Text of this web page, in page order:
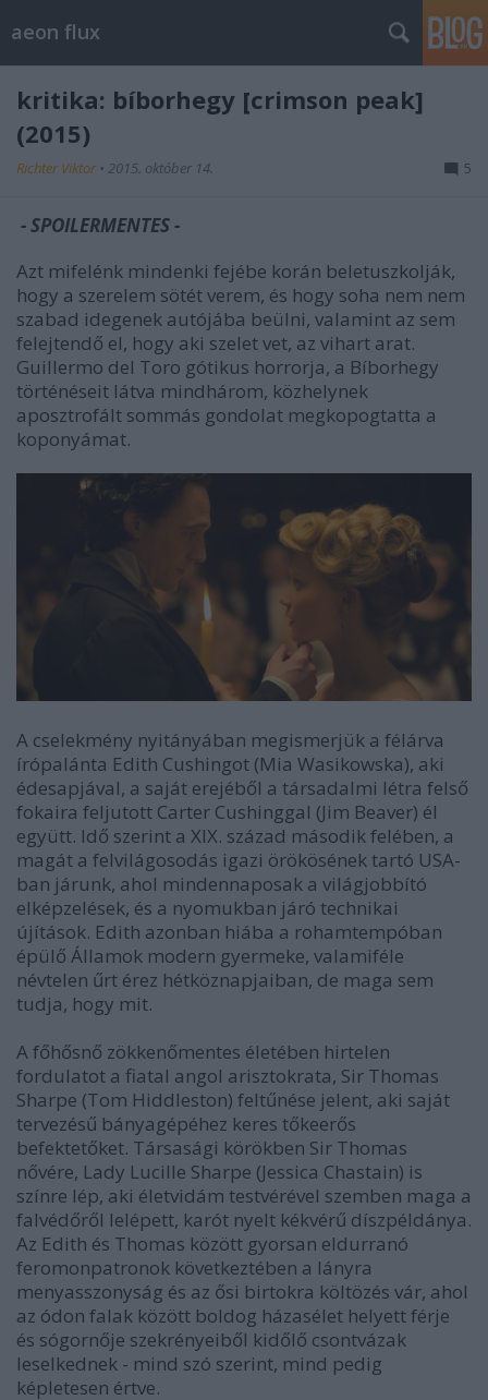
aeon flux
kritika: bíborhegy [crimson peak]
(2015)
Richter Viktor • 2015. október 14. 5
- SPOILERMENTES-
Azt mifelénk mindenki fejébe korán beletuszkolják,
hogy a szerelem sötét verem, és hogy soha nem nem
szabad idegenek autójába beülni, valamint az sem
felejtendő el, hogy aki szelet vet, az vihart arat.
Guillermo del Toro gótikus horrorja, a Bíborhegy
történéseit látva mindhárom, közhelynek
aposztrofált sommás gondolat megkopogtatta a
koponyámat.
A cselekmény nyitányában megismerjük a félárva
írópalánta Edith Cushingot (Mia Wasikowska), aki
édesapjával, a saját erejéből a társadalmi létra felső
fokaira feljutott Carter Cushinggal (Jim Beaver) él
együtt. Idő szerint a XIX. század második felében, a
magát a felvilágosodás igazi örökösének tartó USA-
ban járunk, ahol mindennaposak a világjobbító
elképzelések, és a nyomukban járó technikai
újítások. Edith azonban hiába a rohamtempóban
épülő Államok modern gyermeke, valamiféle
névtelen űrt érez hétköznapjaiban, de maga sem
tudja, hogy mit.
A főhősnő zökkenőmentes életében hirtelen
fordulatot a fiatal angol arisztokrata, Sir Thomas
Sharpe (Tom Hiddleston) feltűnése jelent, aki saját
tervezésű bányagépéhez keres tőkeerős
befektetőket. Társasági körökben Sir Thomas
nővére, Lady Lucille Sharpe (Jessica Chastain) is
színre lép, aki életvidám testvérével szemben maga a
falvédőről lelépett, karót nyelt kékvérű díszpéldánya.
Az Edith és Thomas között gyorsan eldurranó
feromonpatronok következtében a lányra
menyasszonyság és az ősi birtokra költözés vár, ahol
az ódon falak között boldog házasélet helyett férje
és sógornője szekrényeiből kidőlő csontvázak
leselkednek - mind szó szerint, mind pedig
képletesen értve.